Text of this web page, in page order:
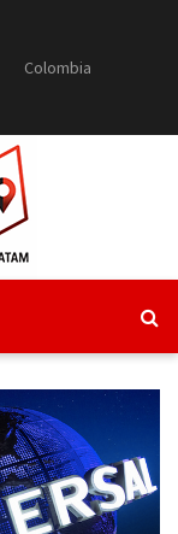
Colombia